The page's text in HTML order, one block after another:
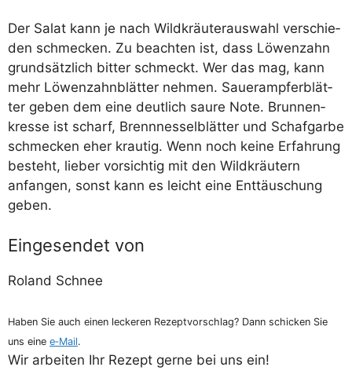
Der Salat kann je nach Wild­kräu­ter­aus­wahl ver­schie­
den schme­cken. Zu beach­ten ist, dass Löwen­zahn
grund­sätz­lich bit­ter schmeckt. Wer das mag, kann
mehr Löwen­zahn­blät­ter neh­men. Sau­er­amp­fer­blät­
ter geben dem eine deut­lich sau­re Note. Brun­nen­
kres­se ist scharf, Brenn­nes­sel­blät­ter und Schaf­gar­be
schme­cken eher krau­tig. Wenn noch kei­ne Erfah­rung
besteht, lie­ber vor­sich­tig mit den Wild­kräu­tern
anfan­gen, sonst kann es leicht eine Ent­täu­schung
geben.
Eingesendet von
Roland Schnee
Haben Sie auch einen lecke­ren Rezept­vor­schlag? Dann schi­cken Sie
uns eine e‑Mail.
Wir arbei­ten Ihr Rezept ger­ne bei uns ein!